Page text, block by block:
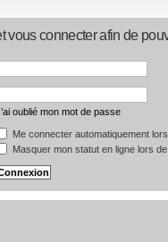
vous connecter afin de
oublié mon mot de passe
Me connecter automatiquement
Masquer mon statut en ligne lors